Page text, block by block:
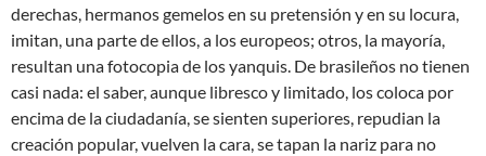
derechas, hermanos gemelos en su pretensión y en su locura,
imitan, una parte de ellos, a los europeos; otros, la mayoría,
resultan una fotocopia de los yanquis. De brasileños no tienen
casi nada: el saber, aunque libresco y limitado, los coloca por
encima de la ciudadanía, se sienten superiores, repudian la
creación popular, vuelven la cara, se tapan la nariz para no